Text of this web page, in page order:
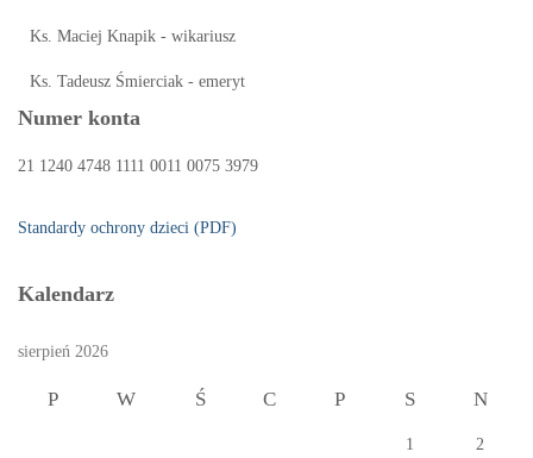
Ks. Maciej Knapik - wikariusz
Ks. Tadeusz Śmierciak - emeryt
Numer konta
21 1240 4748 1111 0011 0075 3979
Standardy ochrony dzieci (PDF)
Kalendarz
sierpień 2026
P W Ś C P S N
1 2